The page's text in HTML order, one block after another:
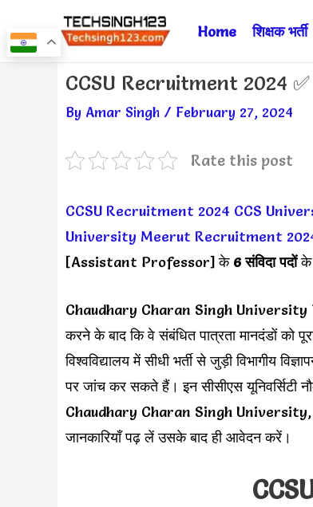
to
Home शिक्षक भर्ती
CCSU Recruitment 2024 ✅
By Amar Singh / February 27, 2024
Rate this post
CCSU Recruitment 2024 CCS
University Meerut Recruitment
[Assistant Professor] के6 संविदा पदोंके
Chaudhary Charan Singh University
करने के बाद कि वे संबंधित पात्रता मानदंडों
विश्वविद्यालय में सीधी भर्ती से जुड़ी विभागीय
पर जांच कर सकते हैं। इन सीसीएस यूनिवर्सिटी
Chaudhary Charan Singh
जानकारियाँ पढ़ लें उसके बाद ही आवेदन करें।
Post